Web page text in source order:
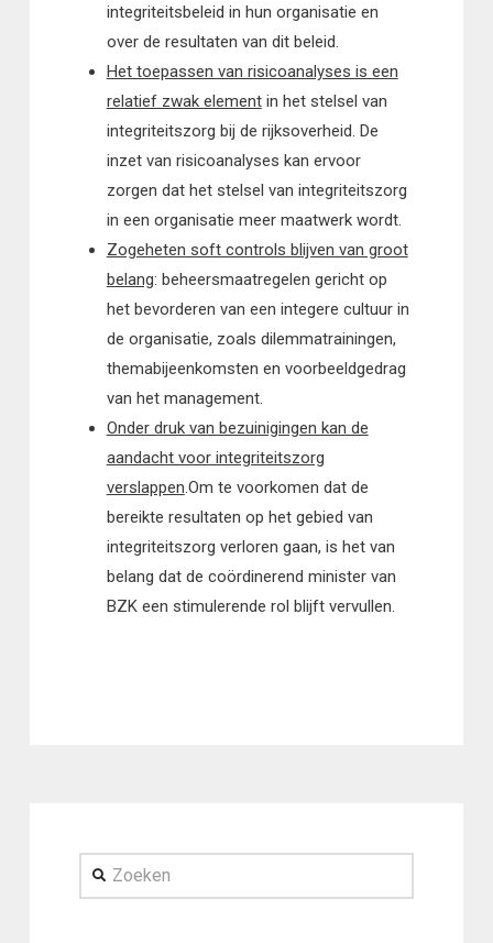
integriteitsbeleid in hun organisatie en
over de resultaten van dit beleid.
Het toepassen van risicoanalyses is een
relatief zwak elementin het stelsel van
integriteitszorg bij de rijksoverheid. De
inzet van risicoanalyses kan ervoor
zorgen dat het stelsel van integriteitszorg
in een organisatie meer maatwerk wordt.
Zogeheten soft controls blijven van groot
belang: beheers­maatregelen gericht op
het bevorderen van een integere cultuur in
de organisatie, zoals dilemmatrainingen,
themabijeenkomsten en voorbeeldgedrag
van het management.
Onder druk van bezuinigingen kan de
aandacht voor integriteitszorg
verslappen.Om te voorkomen dat de
bereikte resultaten op het gebied van
integriteitszorg verloren gaan, is het van
belang dat de coördinerend minister van
BZK een stimulerende rol blijft vervullen.
Zoeken